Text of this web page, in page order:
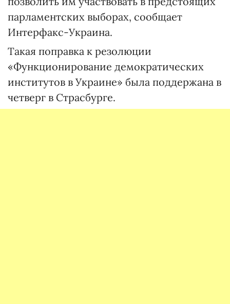
парламентских выборах, сообщает
Интерфакс-Украина.
Такая поправка к резолюции
«Функционирование демократических
институтов в Украине» была поддержана в
четверг в Страсбурге.